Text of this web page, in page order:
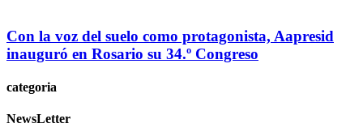
Con la voz del suelo como protagonista, Aapresid
inauguró en Rosario su 34.º Congreso
categoria
NewsLetter